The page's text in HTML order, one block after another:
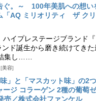
ぐ。～ 100年美肌への想
「AQ ミリオリティ ザ ク
イプレステージブランド
ド誕生から磨き続けてき
集し……
美容
」と「マスカット味」の2
ージ コラーゲン 2種の葡萄
売／株式会社ファンケル